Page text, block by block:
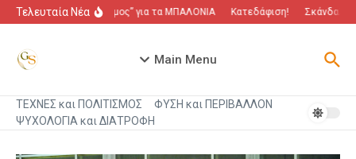
Μετάβαση στο περιεχόμενο
Τελευταία Νέα“Πόλεμος” για τα ΜΠΑΛΟΝΙΑ Κατεδάφιση! Σκάνδαλο
Main Menu
ΤΕΧΝΕΣ και ΠΟΛΙΤΙΣΜΟΣ
ΦΥΣΗ και ΠΕΡΙΒΑΛΛΟΝ
ΨΥΧΟΛΟΓΙΑ και ΔΙΑΤΡΟΦΗ